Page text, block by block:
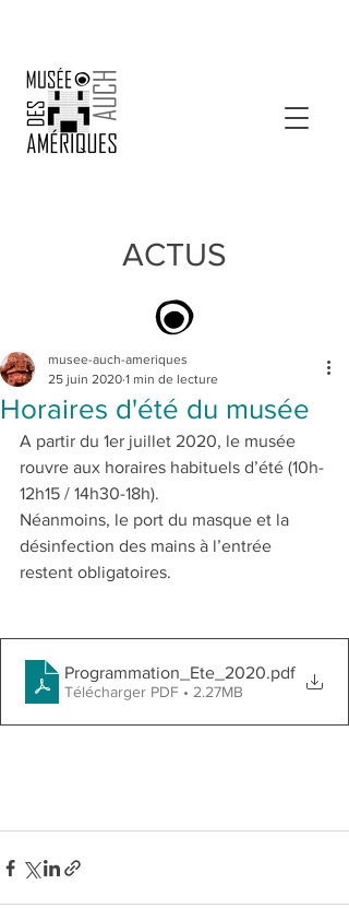
ACTUS
Horaires d'été du musée
musee-auch-ameriques
25 juin 2020 1 min de lecture
A partir du 1er juillet 2020, le musée
rouvre aux horaires habituels d’été (10h-
12h15 / 14h30-18h).
Néanmoins, le port du masque et la
désinfection des mains à l’entrée
restent obligatoires.
Programmation_Ete_2020.pdf
Télécharger PDF • 2.27MB